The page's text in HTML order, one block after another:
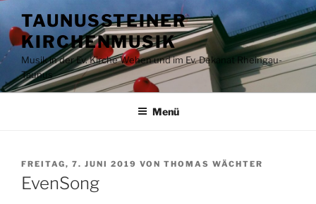
Inhalt
springen
TAUNUSSTEINER
KIRCHENMUSIK
Musik in der Ev. Kirche Wehen und im Ev. Dekanat Rheingau-
Taunus
Menü
VERÖFFENTLICHT
AM
FREITAG, 7. JUNI 2019 VON THOMAS WÄCHTER
EvenSong